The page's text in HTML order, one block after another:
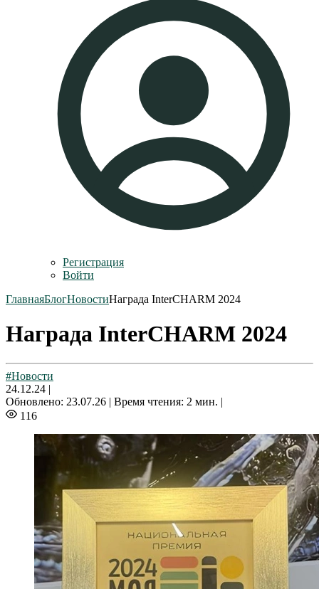
Регистрация
Войти
ГлавнаяБлогНовостиНаграда InterCHARM 2024
Награда InterCHARM 2024
#Новости
24.12.24 |
Обновлено: 23.07.26 | Время чтения: 2 мин. |
116